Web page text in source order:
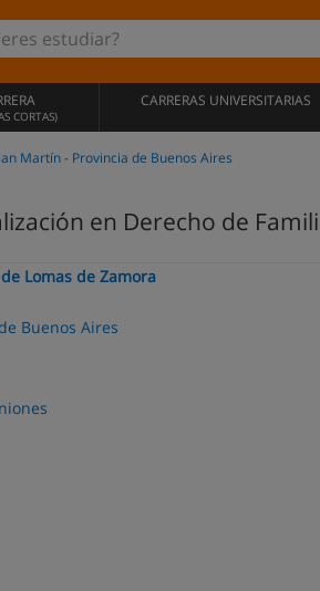
CORTAS)
CARRERAS UNIVERSITARIAS
Martín - Provincia de Buenos Aires
en Derecho de
Lomas de Zamora
Buenos Aires